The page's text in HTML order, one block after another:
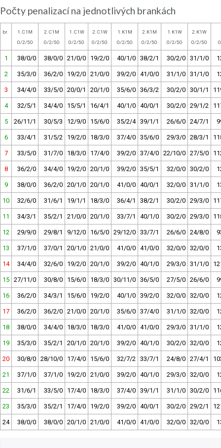
Počty penalizací na jednotlivých brankách
br.
1.C1M
0/2/50
2.C1M
0/2/50
1.C1W
0/2/50
2.C1W
0/2/50
1.K1M
0/2/50
2.K1M
0/2/50
1.K1W
0/2/50
2.K1W
0/2/50
1 38/0/0 38/0/0 21/0/0 19/2/0 40/1/0 38/2/1 30/2/0 31/1/0
2 35/3/0 36/2/0 19/2/0 21/0/0 39/2/0 41/0/0 31/1/0 31/1/0
3 34/4/0 33/5/0 20/0/1 20/1/0 35/6/0 36/3/2 30/2/0 30/1/1
4 32/5/1 34/4/0 15/5/1 16/4/1 40/1/0 40/0/1 30/2/0 29/1/2
5 26/11/1 30/5/3 12/9/0 15/6/0 35/2/4 39/1/1 26/6/0 24/7/1
6 33/4/1 31/5/2 19/2/0 18/3/0 37/4/0 35/6/0 29/3/0 28/3/1
7 33/5/0 31/7/0 18/3/0 17/4/0 39/2/0 37/4/0 22/10/0 27/5/0
8 36/2/0 34/4/0 19/2/0 20/1/0 39/2/0 35/5/1 32/0/0 30/2/0
9 38/0/0 36/2/0 20/1/0 20/1/0 41/0/0 40/0/1 32/0/0 31/1/0
10 32/6/0 31/6/1 19/1/1 18/3/0 36/4/1 38/2/1 30/2/0 29/3/0
11 34/3/1 35/2/1 21/0/0 20/1/0 33/7/1 40/1/0 30/2/0 29/3/0
12 29/9/0 29/8/1 9/12/0 16/5/0 29/12/0 33/7/1 26/6/0 24/8/0
13 37/1/0 37/0/1 20/1/0 21/0/0 41/0/0 41/0/0 32/0/0 32/0/0
14 34/4/0 32/6/0 19/2/0 20/1/0 39/2/0 40/1/0 29/3/0 31/1/0
15 27/11/0 30/8/0 15/6/0 18/3/0 30/11/0 36/5/0 27/5/0 26/6/0
16 36/2/0 34/3/1 15/6/0 19/2/0 40/1/0 39/2/0 32/0/0 32/0/0
17 36/2/0 36/2/0 21/0/0 20/1/0 35/6/0 37/4/0 31/1/0 32/0/0
18 38/0/0 34/4/0 18/3/0 18/3/0 41/0/0 41/0/0 29/3/0 31/1/0
19 35/3/0 35/2/1 20/1/0 20/1/0 39/2/0 40/1/0 30/2/0 32/0/0
20 30/8/0 28/10/0 17/4/0 15/6/0 32/7/2 33/7/1 24/8/0 27/4/1
21 37/1/0 37/1/0 19/2/0 21/0/0 39/2/0 40/1/0 29/3/0 32/0/0
22 31/6/1 33/5/0 17/4/0 18/3/0 37/4/0 39/1/1 31/1/0 30/2/0
23 35/3/0 35/2/1 17/4/0 19/2/0 39/2/0 40/0/1 30/2/0 29/2/1
24 38/0/0 38/0/0 20/1/0 21/0/0 41/0/0 41/0/0 32/0/0 32/0/0